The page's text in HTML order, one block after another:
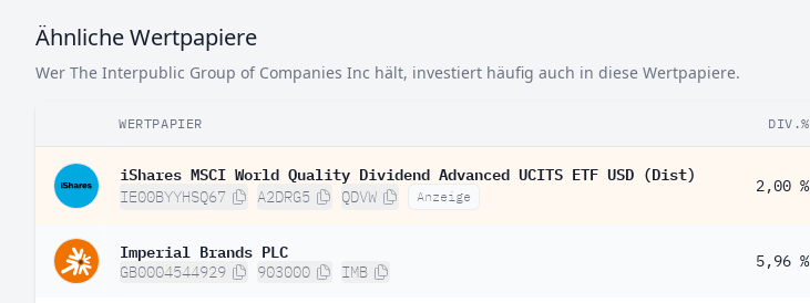
Ähnliche Wertpapiere
Wer The Interpublic Group of Companies Inc hält, investiert häufig auch in diese Wertpapiere.
WERTPAPIER DIV.%
iShares MSCI World Quality Dividend Advanced UCITS ETF USD (Dist)
IE00BYYHSQ67 A2DRG5 QDVW Anzeige
2,00 %
Imperial Brands PLC
GB0004544929 903000 IMB
5,96 %